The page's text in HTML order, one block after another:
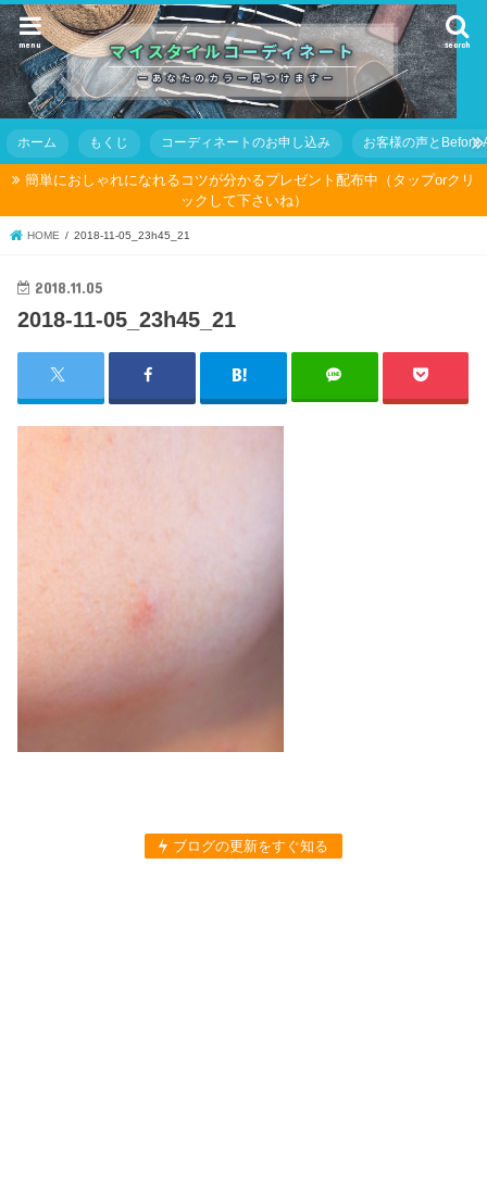
search
menu
ホーム もくじ コーディネートのお申し込み お客様の声とBefore
簡単におしゃれになれるコツが分かるプレゼント配布中（タップorクリ
ックして下さいね）
HOME 2018-11-05_23h45_21
2018.11.05
2018-11-05_23h45_21
ブログの更新をすぐ知る